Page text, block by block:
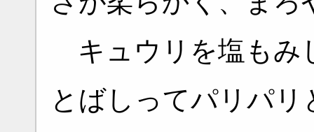
キュウリを塩もみ
とばしってパリパ